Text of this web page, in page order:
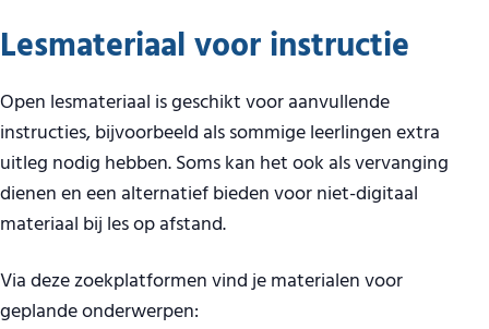
Lesmateriaal voor instructie
Open lesmateriaal is geschikt voor aanvullende
instructies, bijvoorbeeld als sommige leerlingen extra
uitleg nodig hebben. Soms kan het ook als vervanging
dienen en een alternatief bieden voor niet-digitaal
materiaal bij les op afstand.
Via deze zoekplatformen vind je materialen voor
geplande onderwerpen: